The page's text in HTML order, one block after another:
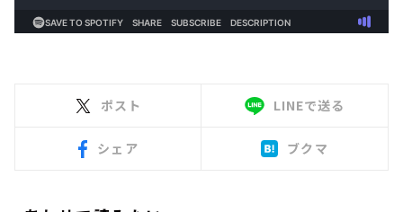
ポスト LINEで送る
シェア ブクマ